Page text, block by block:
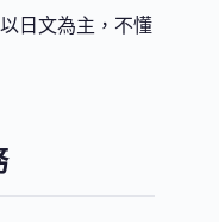
日文為主，不懂